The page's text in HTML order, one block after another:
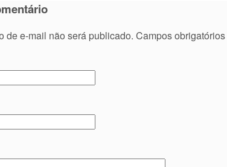
de e-mail não será publicado. Campos